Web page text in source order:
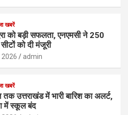
खबरें
को बड़ी सफलता, एनएमसी ने 250
को दी मंजूरी
admin
खबरें
उत्तराखंड में भारी बारिश का अलर्ट,
में स्कूल बंद